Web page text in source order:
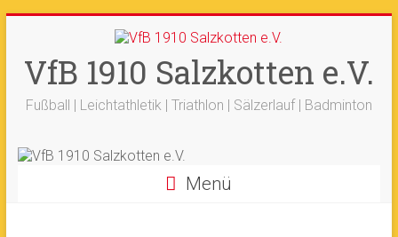
springen
VfB 1910 Salzkotten e.V.
Fußball | Leichtathletik | Triathlon | Sälzerlauf | Badminton
Menü
+++ 21-03. -33. Sälzerlauf+++
Ergebnisse +++ Beitrag vom saelzer.tv
ist online
+++ Fotos sind online+++
+++ 18.-19.04. -Werfertage +++
Ok!